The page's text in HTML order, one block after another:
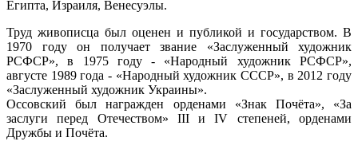
Египта, Израиля, Венесуэлы.
Труд живописца был оценен и публикой и государством. В
1970 году он получает звание «Заслуженный художник
РСФСР», в 1975 году - «Народный художник РСФСР»,
августе 1989 года - «Народный художник СССР», в 2012 году
«Заслуженный художник Украины».
Оссовский был награжден орденами «Знак Почёта», «За
заслуги перед Отечеством» III и IV степеней, орденами
Дружбы и Почёта.